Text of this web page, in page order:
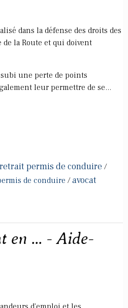
dans la défense des droits des
la Route et qui doivent
une perte de points
leur permettre de se...
permis de conduire /
de conduire /avocat
en ... - Aide-